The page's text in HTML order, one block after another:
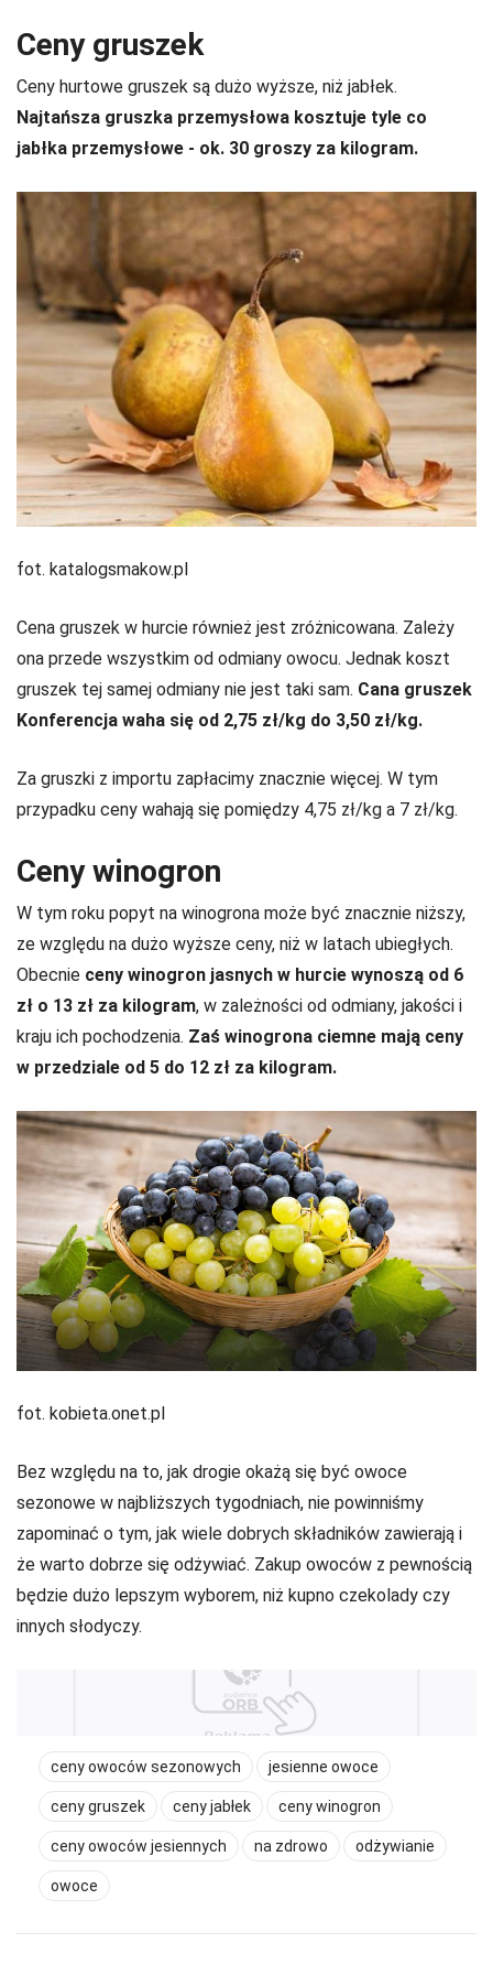
Ceny gruszek
Ceny hurtowe gruszek są dużo wyższe, niż jabłek.
Najtańsza gruszka przemysłowa kosztuje tyle co
jabłka przemysłowe - ok. 30 groszy za kilogram.
fot. katalogsmakow.pl
Cena gruszek w hurcie również jest zróżnicowana. Zależy
ona przede wszystkim od odmiany owocu. Jednak koszt
gruszek tej samej odmiany nie jest taki sam. Cana gruszek
Konferencja waha się od 2,75 zł/kg do 3,50 zł/kg.
Za gruszki z importu zapłacimy znacznie więcej. W tym
przypadku ceny wahają się pomiędzy 4,75 zł/kg a 7 zł/kg.
Ceny winogron
W tym roku popyt na winogrona może być znacznie niższy,
ze względu na dużo wyższe ceny, niż w latach ubiegłych.
Obecnie ceny winogron jasnych w hurcie wynoszą od 6
zł o 13 zł za kilogram, w zależności od odmiany, jakości i
kraju ich pochodzenia. Zaś winogrona ciemne mają ceny
w przedziale od 5 do 12 zł za kilogram.
fot. kobieta.onet.pl
Bez względu na to, jak drogie okażą się być owoce
sezonowe w najbliższych tygodniach, nie powinniśmy
zapominać o tym, jak wiele dobrych składników zawierają i
że warto dobrze się odżywiać. Zakup owoców z pewnością
będzie dużo lepszym wyborem, niż kupno czekolady czy
innych słodyczy.
ceny owoców sezonowych jesienne owoce
ceny gruszek ceny jabłek ceny winogron
ceny owoców jesiennych na zdrowo odżywianie
owoce